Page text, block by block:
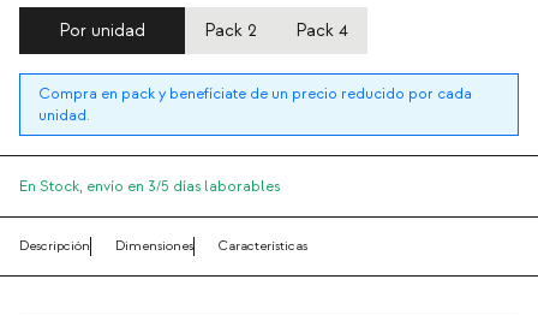
Por unidad Pack 2 Pack 4
Compra en pack y benefíciate de un precio reducido por cada
unidad.
En Stock, envío en 3/5 días laborables
Descripción Dimensiones Características